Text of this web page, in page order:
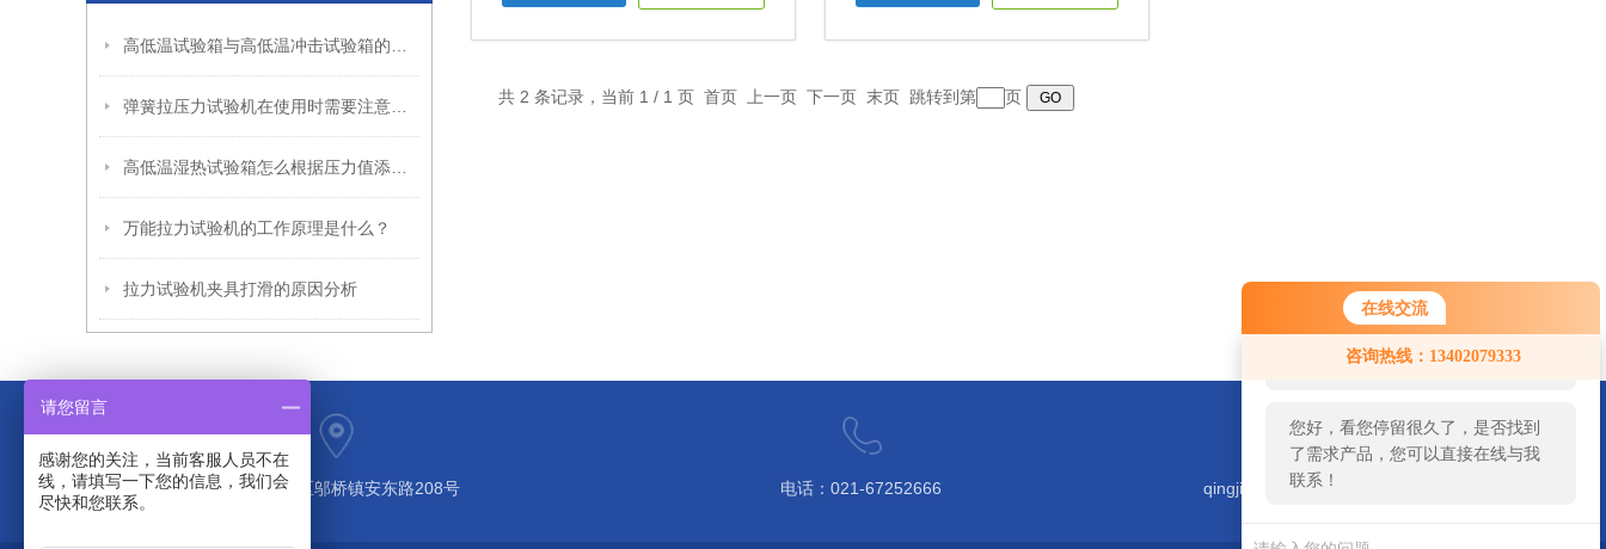
在线交流
咨询热线：13402079333
您好！欢迎前来咨询，很高兴为您
服务，请问您要咨询什么问题呢？
您好，看您停留很久了，是否找到
了需求产品，您可以直接在线与我
联系！
万能拉力试验机的工作原理是什么？
拉力试验机夹具打滑的原因分析
共 2 条记录，当前 1 / 1 页 首页 上一页 下一页 末页 跳转到第 页
上海市奉贤区邬桥镇安东路208号 电话：021-67252666 qingjiyiqi@zhongguoqingji.com
请您留言
感谢您的关注，当前客服人员不在
线，请填写一下您的信息，我们会
尽快和您联系。